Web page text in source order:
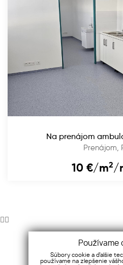
Na prenájom
Prenájom,
10 €/m2/
Intranet
Používame
Súbory cookie a ďalšie
používame na zlepšenie